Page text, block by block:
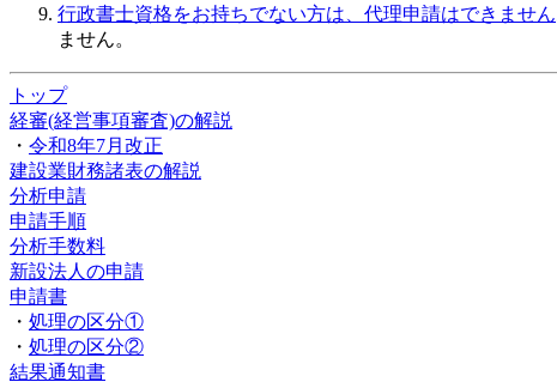
行政書士資格をお持ちでない方は、代理申請はできません
ません。
トップ
経審(経営事項審査)の解説
・ 令和8年7月改正
建設業財務諸表の解説
分析申請
申請手順
分析手数料
新設法人の申請
申請書
・ 処理の区分①
・ 処理の区分②
結果通知書